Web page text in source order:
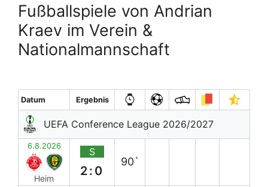
Fußballspiele von Andrian
Kraev im Verein &
Nationalmannschaft
Datum Ergebnis
UEFA Conference League 2026/2027
6.8.2026
Heim
S
2:0
90`